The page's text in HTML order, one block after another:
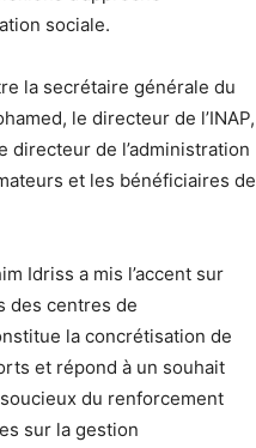
sociale.
la secrétaire générale du
le directeur de l’INAP,
directeur de l’administration
et les bénéficiaires de
Idriss a mis l’accent sur
des centres de
la concrétisation de
et répond à un souhait
du renforcement
sur la gestion